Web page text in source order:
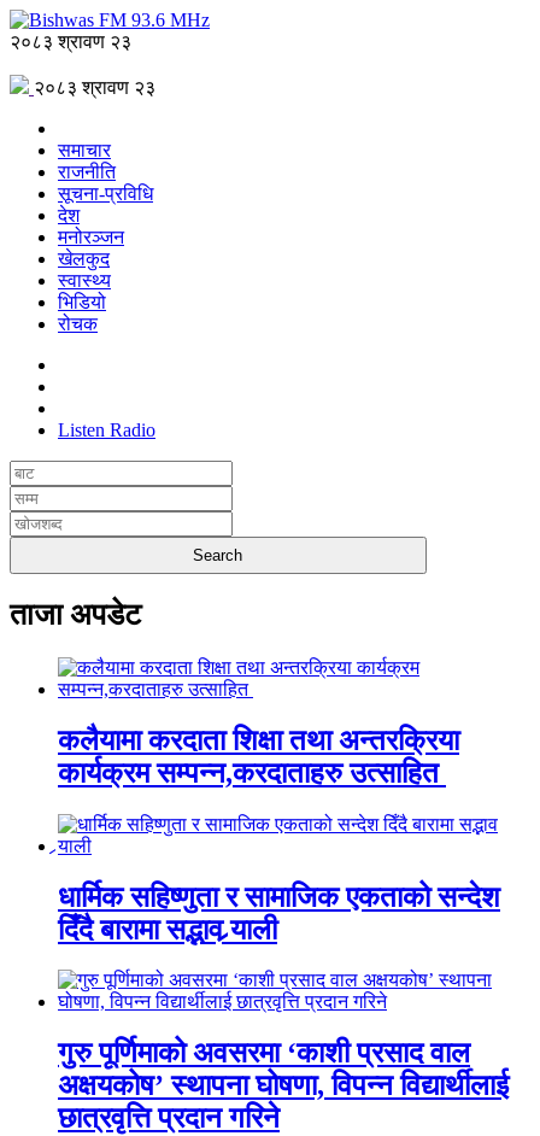
२०८३ श्रावण २३
२०८३ श्रावण २३
समाचार
राजनीति
सूचना-प्रविधि
देश
मनोरञ्जन
खेलकुद
स्वास्थ्य
भिडियो
रोचक
Listen Radio
ताजा अपडेट
कलैयामा करदाता शिक्षा तथा अन्तरक्रिया
कार्यक्रम सम्पन्न,करदाताहरु उत्साहित
धार्मिक सहिष्णुता र सामाजिक एकताको सन्देश
दिँदै बारामा सद्भाव र्‍याली
गुरु पूर्णिमाको अवसरमा ‘काशी प्रसाद वाल
अक्षयकोष’ स्थापना घोषणा, विपन्न विद्यार्थीलाई
छात्रवृत्ति प्रदान गरिने